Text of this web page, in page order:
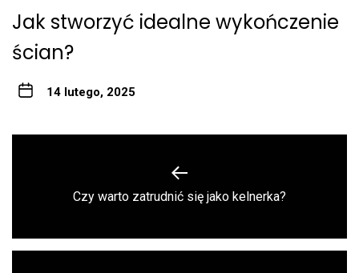
Jak stworzyć idealne wykończenie
ścian?
14 lutego, 2025
Previous
Czy warto zatrudnić się jako kelnerka?